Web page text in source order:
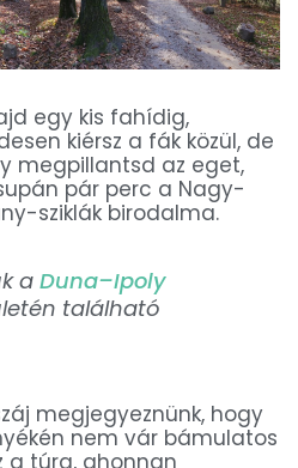
egy kis fahídig,
kiérsz a fák közül, de
megpillantsd az eget,
pár perc a Nagy-
sziklák birodalma.
a Duna–Ipoly
található
megjegyeznünk, hogy
nem vár bámulatos